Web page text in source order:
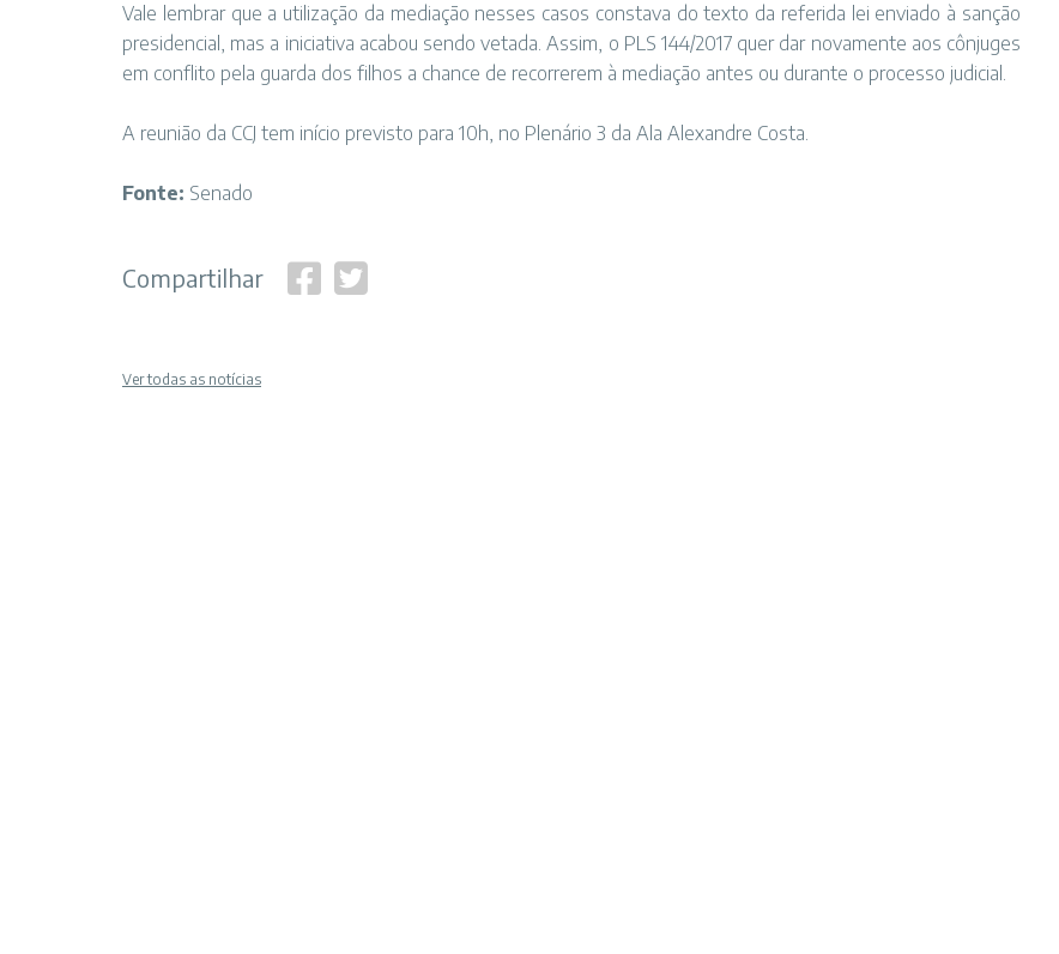
Vale lembrar que a utilização da mediação nesses casos constava do texto da referida lei enviado à sanção
presidencial, mas a iniciativa acabou sendo vetada. Assim, o PLS 144/2017 quer dar novamente aos cônjuges
em conflito pela guarda dos filhos a chance de recorrerem à mediação antes ou durante o processo judicial.
A reunião da CCJ tem início previsto para 10h, no Plenário 3 da Ala Alexandre Costa.
Fonte: Senado
Compartilhar
Ver todas as notícias